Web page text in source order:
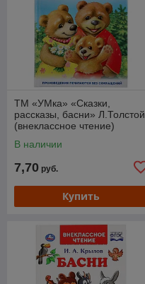
ТМ «УМка» «Сказки,
рассказы, басни» Л.Толстой
(внеклассное чтение)
В наличии
7,70 руб.
Купить